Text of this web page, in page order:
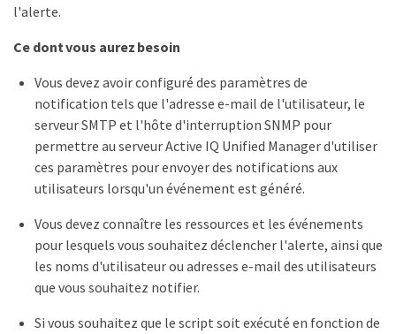
l'alerte.
Ce dont vous aurez besoin
Vous devez avoir configuré des paramètres de
notification tels que l'adresse e-mail de l'utilisateur, le
serveur SMTP et l'hôte d'interruption SNMP pour
permettre au serveur Active IQ Unified Manager d'utiliser
ces paramètres pour envoyer des notifications aux
utilisateurs lorsqu'un événement est généré.
Vous devez connaître les ressources et les événements
pour lesquels vous souhaitez déclencher l'alerte, ainsi que
les noms d'utilisateur ou adresses e-mail des utilisateurs
que vous souhaitez notifier.
Si vous souhaitez que le script soit exécuté en fonction de